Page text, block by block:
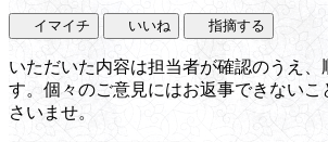
イマイチ いいね 指摘する
いただいた内容は担当者が確認のうえ、
す。個々のご意見にはお返事できないこ
さいませ。